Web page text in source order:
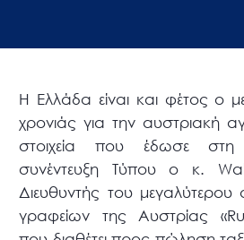
Η Ελλάδα είναι και φέτος ο
χρονιάς για την αυστριακή
στοιχεία που έδωσε στη
συνέντευξη Τύπου ο κ.
Διευθυντής του μεγαλύτερου
γραφείων της Αυστρίας